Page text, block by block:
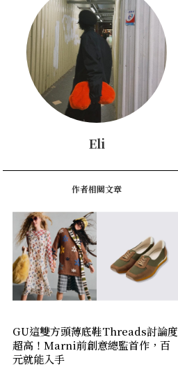
Eli
作者相關文章
GU這雙方頭薄底鞋Threads討論度
超高！Marni前創意總監首作，百
元就能入手